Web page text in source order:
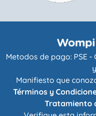
Metodos de pago: PSE
Manifiesto que
Términos y
Tratamiento